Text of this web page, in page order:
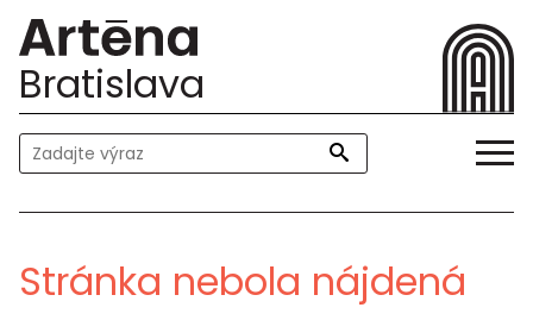
Bratislava
Stránka nebola nájdená